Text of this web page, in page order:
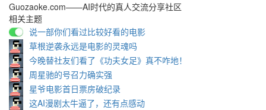
Guozaoke.com——AI时代的真人交流分享社区
相关主题
说一部你们看过比较好看的电影
草根逆袭永远是电影的灵魂吗
今晚替社友们看了《功夫女足》真不咋地！
周星驰的号召力确实强
星爷电影首日票房破纪录
这AI漫剧太牛逼了，还有点感动